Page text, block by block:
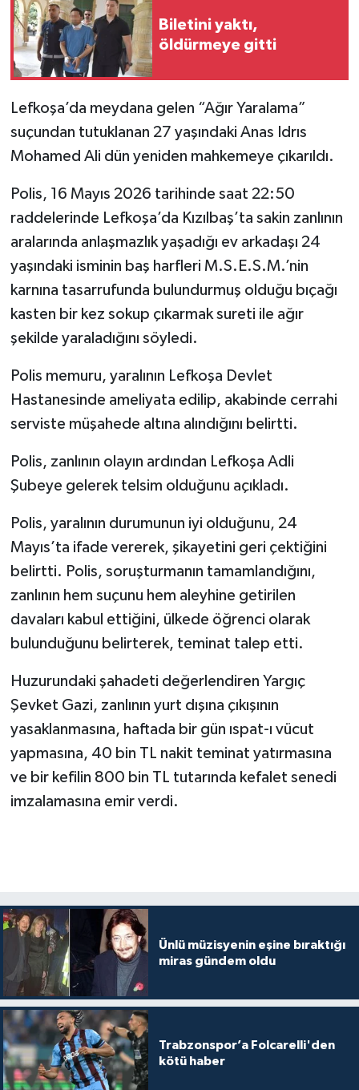
Biletini yaktı,
öldürmeye gitti
Lefkoşa’da meydana gelen “Ağır Yaralama”
suçundan tutuklanan 27 yaşındaki Anas Idrıs
Mohamed Ali dün yeniden mahkemeye çıkarıldı.
Polis, 16 Mayıs 2026 tarihinde saat 22:50
raddelerinde Lefkoşa’da Kızılbaş’ta sakin zanlının
aralarında anlaşmazlık yaşadığı ev arkadaşı 24
yaşındaki isminin baş harfleri M.S.E.S.M.’nin
karnına tasarrufunda bulundurmuş olduğu bıçağı
kasten bir kez sokup çıkarmak sureti ile ağır
şekilde yaraladığını söyledi.
Polis memuru, yaralının Lefkoşa Devlet
Hastanesinde ameliyata edilip, akabinde cerrahi
serviste müşahede altına alındığını belirtti.
Polis, zanlının olayın ardından Lefkoşa Adli
Şubeye gelerek telsim olduğunu açıkladı.
Polis, yaralının durumunun iyi olduğunu, 24
Mayıs’ta ifade vererek, şikayetini geri çektiğini
belirtti. Polis, soruşturmanın tamamlandığını,
zanlının hem suçunu hem aleyhine getirilen
davaları kabul ettiğini, ülkede öğrenci olarak
bulunduğunu belirterek, teminat talep etti.
Huzurundaki şahadeti değerlendiren Yargıç
Şevket Gazi, zanlının yurt dışına çıkışının
yasaklanmasına, haftada bir gün ıspat-ı vücut
yapmasına, 40 bin TL nakit teminat yatırmasına
ve bir kefilin 800 bin TL tutarında kefalet senedi
imzalamasına emir verdi.
Ünlü müzisyenin eşine bıraktığı
miras gündem oldu
Trabzonspor’a Folcarelli'den
kötü haber